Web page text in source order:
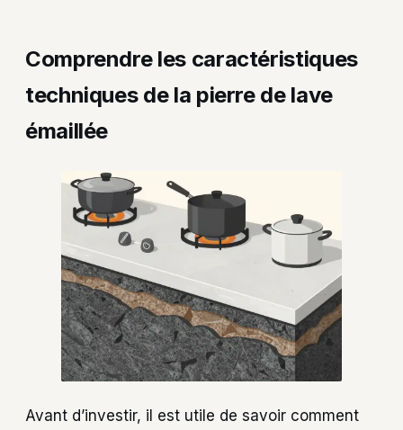
Comprendre les caractéristiques
techniques de la pierre de lave
émaillée
Avant d’investir, il est utile de savoir comment